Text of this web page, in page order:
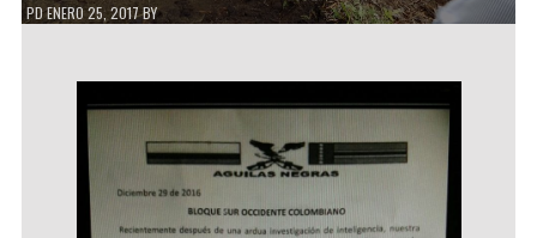
PDENERO 25, 2017BY